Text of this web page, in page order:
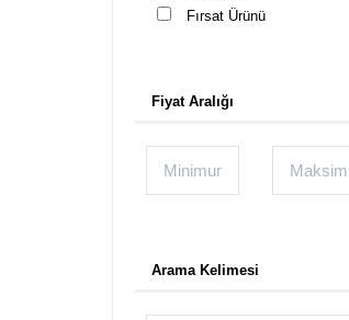
Emlak Kartvizitleri
İş Güvenlik Uzmanı Kartvizit
Bijuteri Kartvizit
Medikal Kartvizitleri
Özel Ders Kartvizitleri
Fırsat Ürünü
Fiyat Aralığı
Arama Kelimesi